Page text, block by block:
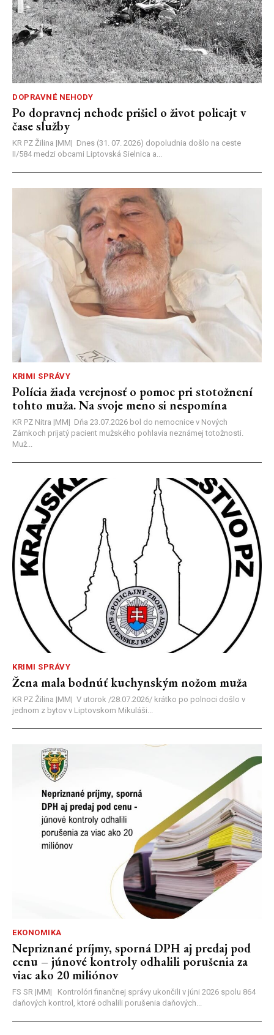
DOPRAVNÉ NEHODY
Po dopravnej nehode prišiel o život policajt v
čase služby
KR PZ Žilina |MM| Dnes (31. 07. 2026) dopoludnia došlo na ceste
II/584 medzi obcami Liptovská Sielnica a...
KRIMI SPRÁVY
Polícia žiada verejnosť o pomoc pri stotožnení
tohto muža. Na svoje meno si nespomína
KR PZ Nitra |MM| Dňa 23.07.2026 bol do nemocnice v Nových
Zámkoch prijatý pacient mužského pohlavia neznámej totožnosti.
Muž...
KRIMI SPRÁVY
Žena mala bodnúť kuchynským nožom muža
KR PZ Žilina |MM| V utorok /28.07.2026/ krátko po polnoci došlo v
jednom z bytov v Liptovskom Mikuláši...
EKONOMIKA
Nepriznané príjmy, sporná DPH aj predaj pod
cenu – júnové kontroly odhalili porušenia za
viac ako 20 miliónov
FS SR |MM| Kontrolóri finančnej správy ukončili v júni 2026 spolu 864
daňových kontrol, ktoré odhalili porušenia daňových...